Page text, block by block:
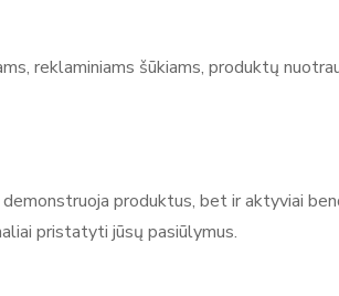
reklaminiams šūkiams, produktų
produktus, bet ir aktyviai
pristatyti jūsų pasiūlymus.